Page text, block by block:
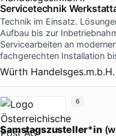
Servicetechnik
Technik im Einsatz.
Aufbau bis zur
Servicearbeiten an
fachgerechten Installation
Würth Handelsges.m.b.H.
Samstagszusteller*in
6